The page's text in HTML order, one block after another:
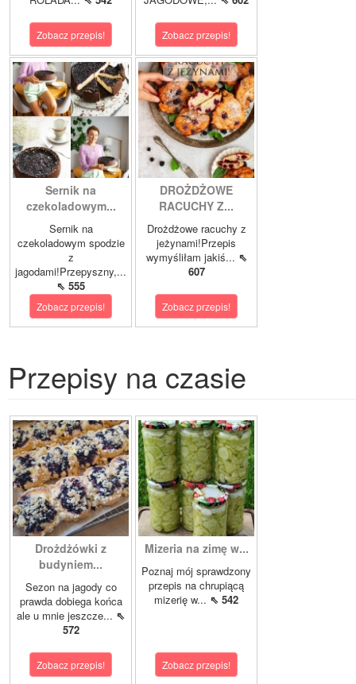
Zobacz przepis! Zobacz przepis!
Sernik na
czekoladowym...
Sernik na
czekoladowym spodzie
z
jagodami!Przepyszny,...
⇖ 555
Zobacz przepis!
DROŻDŻOWE
RACUCHY Z...
Drożdżowe racuchy z
jeżynami!Przepis
wymyśliłam jakiś... ⇖
607
Zobacz przepis!
Przepisy na czasie
Drożdżówki z
budyniem...
Sezon na jagody co
prawda dobiega końca
ale u mnie jeszcze... ⇖
572
Zobacz przepis!
Mizeria na zimę w...
Poznaj mój sprawdzony
przepis na chrupiącą
mizerię w... ⇖ 542
Zobacz przepis!